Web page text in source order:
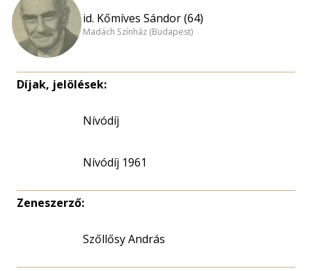
id. Kőmíves Sándor (64)
Madách Színház (Budapest)
Díjak, jelölések:
Nívódíj
Nívódíj 1961
Zeneszerző:
Szőllősy András